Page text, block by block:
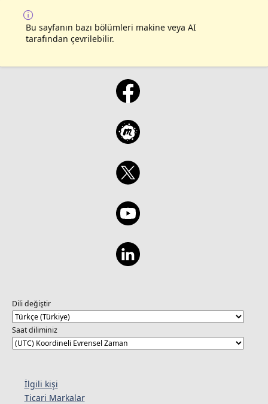
Bu sayfanın bazı bölümleri makine veya AI
tarafından çevrilebilir.
Dili değiştir
Saat diliminiz
İlgili kişi
Ticari Markalar